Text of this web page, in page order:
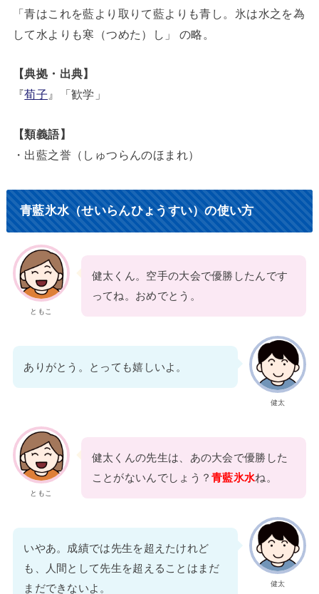
「青はこれを藍より取りて藍よりも青し。氷は水之を為
して水よりも寒（つめた）し」 の略。
【典拠・出典】
『荀子 』「歓学」
【類義語】
・出藍之誉（しゅつらんのほまれ）
青藍氷水（せいらんひょうすい）の使い方
ともこ
健太くん。空手の大会で優勝したんです
ってね。おめでとう。
健太
ありがとう。とっても嬉しいよ。
ともこ
健太くんの先生は、あの大会で優勝した
ことがないんでしょう？青藍氷水ね。
健太
いやあ。成績では先生を超えたけれど
も、人間として先生を超えることはまだ
まだできないよ。